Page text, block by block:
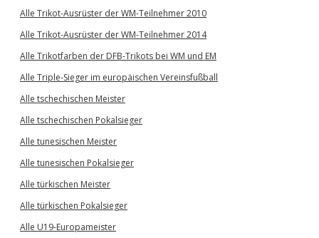
Alle Trikot-Ausrüster der WM-Teilnehmer 2010
Alle Trikot-Ausrüster der WM-Teilnehmer 2014
Alle Trikotfarben der DFB-Trikots bei WM und EM
Alle Triple-Sieger im europäischen Vereinsfußball
Alle tschechischen Meister
Alle tschechischen Pokalsieger
Alle tunesischen Meister
Alle tunesischen Pokalsieger
Alle türkischen Meister
Alle türkischen Pokalsieger
Alle U19-Europameister